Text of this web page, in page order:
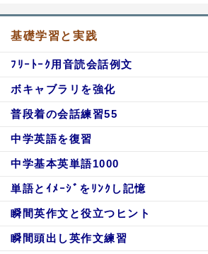
基礎学習と実践
ﾌﾘｰﾄｰｸ用音読会話例文
ボキャブラリを強化
普段着の会話練習55
中学英語を復習
中学基本英単語1000
単語とｲﾒｰｼﾞをﾘﾝｸし記憶
瞬間英作文と役立つヒント
瞬間頭出し英作文練習